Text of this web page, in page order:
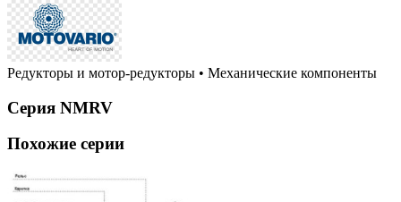
Редукторы и мотор-редукторы • Механические компоненты
Серия NMRV
Похожие серии